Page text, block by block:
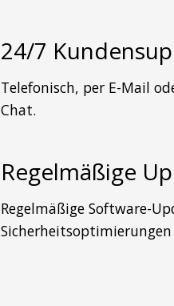
24/7
Telefonisch, per E-Mail
Chat.
Regelmäßige
Regelmäßige Software-
Sicherheitsoptimierungen